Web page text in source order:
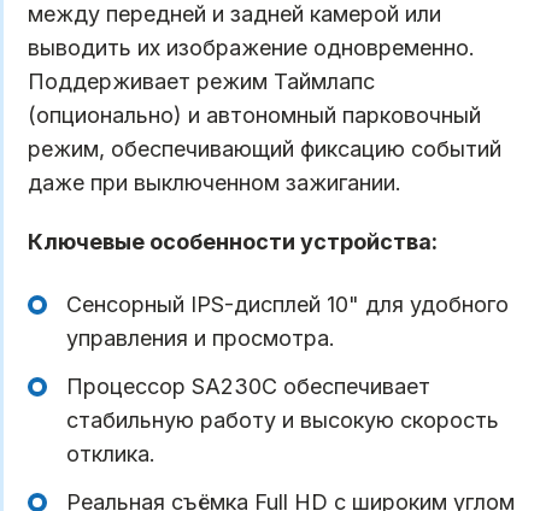
между передней и задней камерой или
выводить их изображение одновременно.
Поддерживает режим Таймлапс
(опционально) и автономный парковочный
режим, обеспечивающий фиксацию событий
даже при выключенном зажигании.
Ключевые особенности устройства:
Сенсорный IPS-дисплей 10" для удобного
управления и просмотра.
Процессор SA230C обеспечивает
стабильную работу и высокую скорость
отклика.
Реальная съёмка Full HD с широким углом